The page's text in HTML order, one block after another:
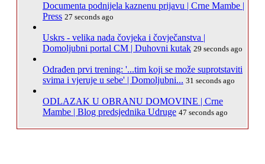
Documenta podnijela kaznenu prijavu | Crne Mambe |
Press 27 seconds ago
Uskrs - velika nada čovjeka i čovječanstva |
Domoljubni portal CM | Duhovni kutak 29 seconds ago
Odrađen prvi trening: '...tim koji se može suprotstaviti
svima i vjeruje u sebe' | Domoljubni... 31 seconds ago
ODLAZAK U OBRANU DOMOVINE | Crne
Mambe | Blog predsjednika Udruge 47 seconds ago